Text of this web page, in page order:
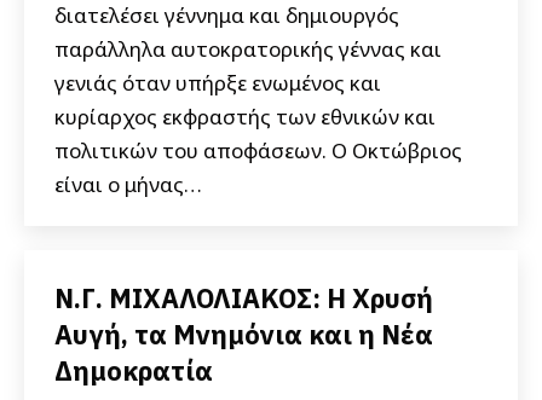
διατελέσει γέννημα και δημιουργός
παράλληλα αυτοκρατορικής γέννας και
γενιάς όταν υπήρξε ενωμένος και
κυρίαρχος εκφραστής των εθνικών και
πολιτικών του αποφάσεων. Ο Οκτώβριος
είναι ο μήνας…
Ν.Γ. ΜΙΧΑΛΟΛΙΑΚΟΣ: Η Χρυσή
Αυγή, τα Μνημόνια και η Νέα
Δημοκρατία